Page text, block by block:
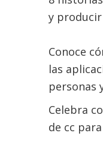
y
Conoce
las
personas
Celebra
de cc